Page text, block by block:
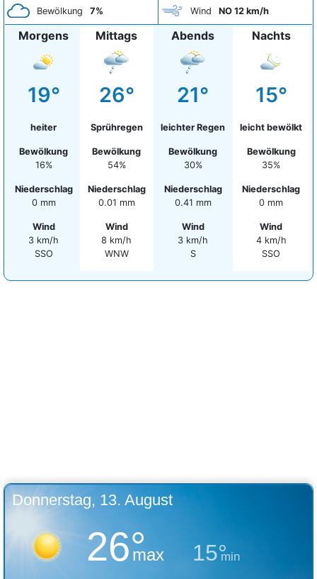
Bewölkung 7% Wind NO 12 km/h
Morgens
19°
heiter
Bewölkung
16%
Niederschlag
0 mm
Wind
3 km/h
SSO
Mittags
26°
Sprühregen
Bewölkung
54%
Niederschlag
0.01 mm
Wind
8 km/h
WNW
Abends
21°
leichter Regen
Bewölkung
30%
Niederschlag
0.41 mm
Wind
3 km/h
S
Nachts
15°
leicht bewölkt
Bewölkung
35%
Niederschlag
0 mm
Wind
4 km/h
SSO
Donnerstag, 13. August
26°
max 15°
min